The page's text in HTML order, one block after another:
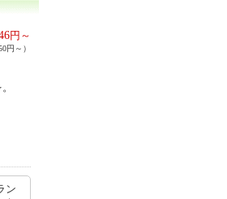
円～
円～）
ン